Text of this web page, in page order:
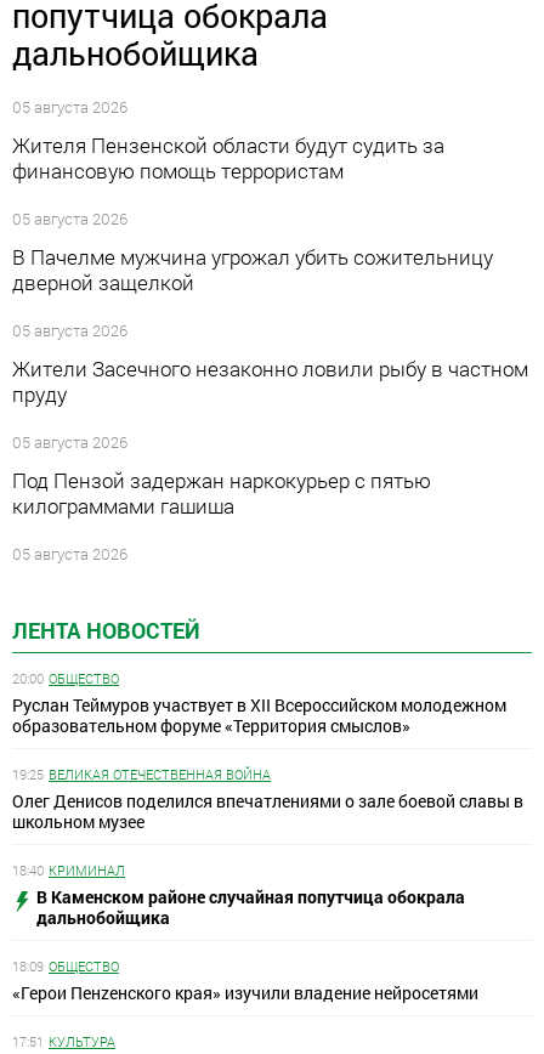
ЛЕНТА НОВОСТЕЙ
20:00 ОБЩЕСТВО
Руслан Теймуров участвует в XII Всероссийском молодежном
образовательном форуме «Территория смыслов»
19:25 ВЕЛИКАЯ ОТЕЧЕСТВЕННАЯ ВОЙНА
Олег Денисов поделился впечатлениями о зале боевой славы в
школьном музее
18:40 КРИМИНАЛ
В Каменском районе случайная попутчица обокрала
дальнобойщика
18:09 ОБЩЕСТВО
«Герои Пенzенского края» изучили владение нейросетями
17:51 КУЛЬТУРА
попутчица обокрала
дальнобойщика
05 августа 2026
Жителя Пензенской области будут судить за
финансовую помощь террористам
05 августа 2026
В Пачелме мужчина угрожал убить сожительницу
дверной защелкой
05 августа 2026
Жители Засечного незаконно ловили рыбу в частном
пруду
05 августа 2026
Под Пензой задержан наркокурьер с пятью
килограммами гашиша
05 августа 2026